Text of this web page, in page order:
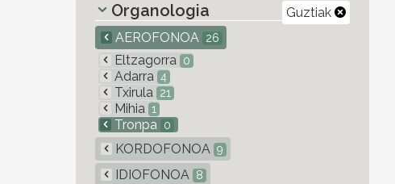
Guztiak
Organologia
AEROFONOA 26
Eltzagorra 0
Adarra 4
Txirula 21
Mihia 1
Tronpa 0
KORDOFONOA 9
IDIOFONOA 8